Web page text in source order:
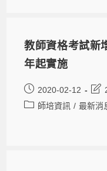
教師資格考試新
年起實施
2020-02-12
師培資訊 / 最新消